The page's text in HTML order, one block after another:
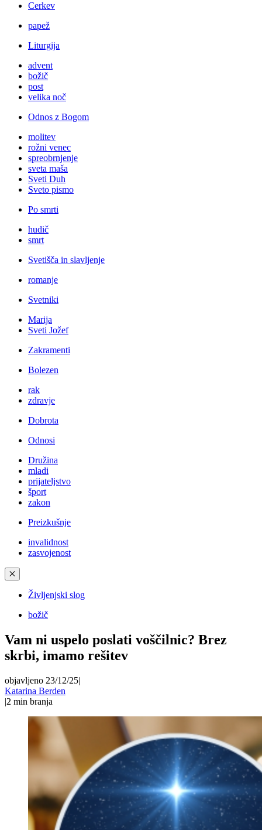
Cerkev
papež
Liturgija
advent
božič
post
velika noč
Odnos z Bogom
molitev
rožni venec
spreobrnjenje
sveta maša
Sveti Duh
Sveto pismo
Po smrti
hudič
smrt
Svetišča in slavljenje
romanje
Svetniki
Marija
Sveti Jožef
Zakramenti
Bolezen
rak
zdravje
Dobrota
Odnosi
Družina
mladi
prijateljstvo
šport
zakon
Preizkušnje
invalidnost
zasvojenost
✕
Življenjski slog
božič
Vam ni uspelo poslati voščilnic? Brez
skrbi, imamo rešitev
objavljeno 23/12/25|
Katarina Berden
|2 min branja